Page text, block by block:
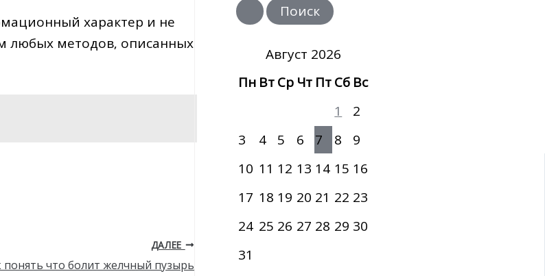
характер и не
любых методов‚ описанных
ДАЛЕЕ
понять что болит желчный пузырь
и
с
Август 2026
Пн ВтСр Чт ПтСб Вс
1
2
3
4 5 6 7 8
9
10 11 12 13 14 15 16
17 18 19 20 21 22 23
24 25 26 27 28 29 30
31